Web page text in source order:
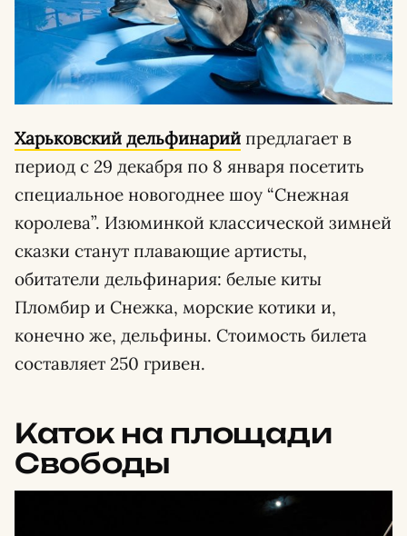
Харьковский дельфинарий предлагает в
период с 29 декабря по 8 января посетить
специальное новогоднее шоу “Снежная
королева”. Изюминкой классической зимней
сказки станут плавающие артисты,
обитатели дельфинария: белые киты
Пломбир и Снежка, морские котики и,
конечно же, дельфины. Стоимость билета
составляет 250 гривен.
Каток на площади
Свободы